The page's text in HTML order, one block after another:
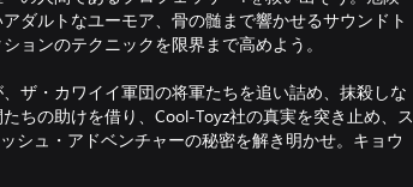
ダルトなユーモア、骨の髄まで響かせるサウンドト
ョンのテクニックを限界まで高めよう。
ザ・カワイイ軍団の将軍たちを追い詰め、抹殺しな
ちの助けを借り、Cool-Toyz社の真実を突き止め、ス
シュ・アドベンチャーの秘密を解き明かせ。キョウ